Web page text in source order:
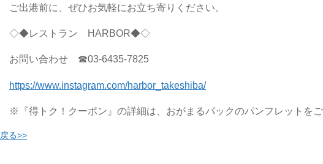
ご出港前に、ぜひお気軽にお立ち寄りください。
◇◆レストラン HARBOR◆◇
お問い合わせ ☎03-6435-7825
https://www.instagram.com/harbor_takeshiba/
※『得トク！クーポン』の詳細は、おがまるパックのパンフレットをご
戻る>>